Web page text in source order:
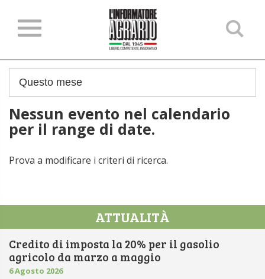
Nessun evento nel calendario
per il range di date.
Prova a modificare i criteri di ricerca.
ATTUALITÀ
Credito di imposta la 20% per il gasolio
agricolo da marzo a maggio
6 Agosto 2026